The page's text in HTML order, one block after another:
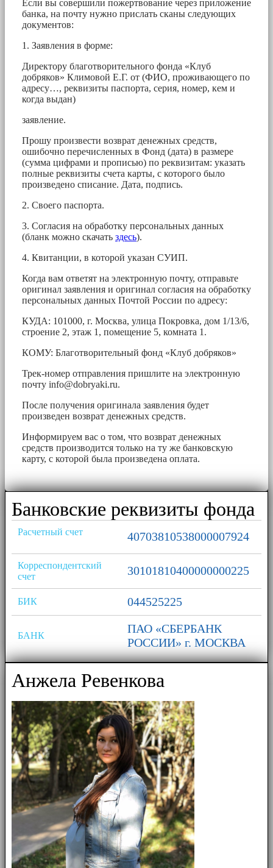
Если вы совершили пожертвование через приложение
банка, на почту нужно прислать сканы следующих
документов:
1. Заявления в форме:
Директору благотворительного фонда «Клуб
добряков» Климовой Е.Г. от (ФИО, проживающего по
адресу…, реквизиты паспорта, серия, номер, кем и
когда выдан)
заявление.
Прошу произвести возврат денежных средств,
ошибочно перечисленных в Фонд (дата) в размере
(сумма цифрами и прописью) по реквизитам: указать
полные реквизиты счета карты, с которого было
произведено списание. Дата, подпись.
2. Своего паспорта.
3. Согласия на обработку персональных данных
(бланк можно скачать здесь).
4. Квитанции, в которой указан СУИП.
Когда вам ответят на электронную почту, отправьте
оригинал заявления и оригинал согласия на обработку
персональных данных Почтой России по адресу:
КУДА: 101000, г. Москва, улица Покровка, дом 1/13/6,
строение 2, этаж 1, помещение 5, комната 1.
КОМУ: Благотворительный фонд «Клуб добряков»
Трек-номер отправления пришлите на электронную
почту info@dobryaki.ru.
После получения оригинала заявления будет
произведен возврат денежных средств.
Информируем вас о том, что возврат денежных
средств производится только на ту же банковскую
карту, с которой была произведена оплата.
Банковские реквизиты фонда
Расчетный счет 40703810538000007924
Корреспондентский
счет
30101810400000000225
БИК 044525225
БАНК
ПАО «СБЕРБАНК
РОССИИ» г. МОСКВА
Анжела Ревенкова